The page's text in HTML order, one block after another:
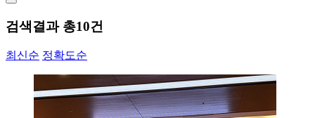
검색결과 총10건
최신순 정확도순